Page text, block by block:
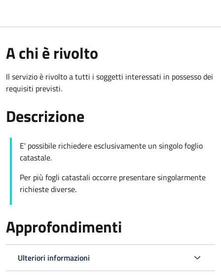
A chi è rivolto
Il servizio è rivolto a tutti i soggetti interessati in possesso dei
requisiti previsti.
Descrizione
E' possibile richiedere esclusivamente un singolo foglio
catastale.
Per più fogli catastali occorre presentare singolarmente
richieste diverse.
Approfondimenti
Ulteriori informazioni